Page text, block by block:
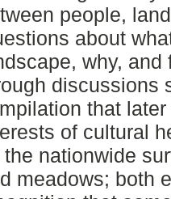
people,
about
why,
discussions
that
of cultural
the nationwide
meadows; both